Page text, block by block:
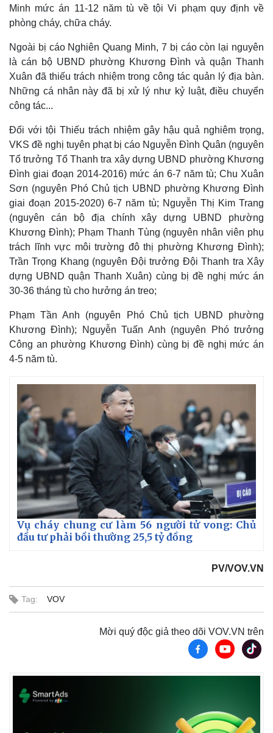
Thế giới
Quan sát
Cuộc sống đó đây
Hồ sơ
Multimedia
E-Magazine
Infographic
Minh mức án 11-12 năm tù về tội Vi phạm quy định về
phòng cháy, chữa cháy.
Ngoài bị cáo Nghiên Quang Minh, 7 bị cáo còn lại nguyên
là cán bộ UBND phường Khương Đình và quận Thanh
Xuân đã thiếu trách nhiệm trong công tác quản lý địa bàn.
Những cá nhân này đã bị xử lý như kỷ luật, điều chuyển
công tác...
Đối với tội Thiếu trách nhiệm gây hậu quả nghiêm trọng,
VKS đề nghị tuyên phạt bị cáo Nguyễn Đình Quân (nguyên
Tổ trưởng Tổ Thanh tra xây dựng UBND phường Khương
Đình giai đoạn 2014-2016) mức án 6-7 năm tù; Chu Xuân
Sơn (nguyên Phó Chủ tịch UBND phường Khương Đình
giai đoạn 2015-2020) 6-7 năm tù; Nguyễn Thị Kim Trang
(nguyên cán bộ địa chính xây dựng UBND phường
Khương Đình); Phạm Thanh Tùng (nguyên nhân viên phụ
trách lĩnh vực môi trường đô thị phường Khương Đình);
Trần Trọng Khang (nguyên Đội trưởng Đội Thanh tra Xây
dựng UBND quận Thanh Xuân) cùng bị đề nghị mức án
30-36 tháng tù cho hưởng án treo;
Phạm Tần Anh (nguyên Phó Chủ tịch UBND phường
Khương Đình); Nguyễn Tuấn Anh (nguyên Phó trưởng
Công an phường Khương Đình) cùng bị đề nghị mức án
4-5 năm tù.
Vụ cháy chung cư làm 56 người tử vong: Chủ
đầu tư phải bồi thường 25,5 tỷ đồng
PV/VOV.VN
Tag: VOV
Mời quý độc giả theo dõi VOV.VN trên